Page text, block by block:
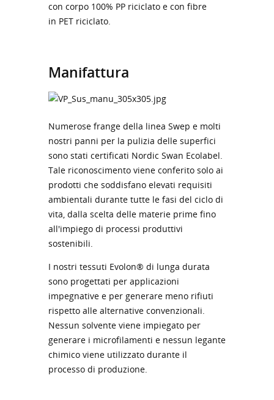
con corpo 100% PP riciclato e con fibre
in PET riciclato.
Manifattura
Numerose frange della linea Swep e molti
nostri panni per la pulizia delle superfici
sono stati certificati Nordic Swan Ecolabel.
Tale riconoscimento viene conferito solo ai
prodotti che soddisfano elevati requisiti
ambientali durante tutte le fasi del ciclo di
vita, dalla scelta delle materie prime fino
all'impiego di processi produttivi
sostenibili.
I nostri tessuti Evolon® di lunga durata
sono progettati per applicazioni
impegnative e per generare meno rifiuti
rispetto alle alternative convenzionali.
Nessun solvente viene impiegato per
generare i microfilamenti e nessun legante
chimico viene utilizzato durante il
processo di produzione.